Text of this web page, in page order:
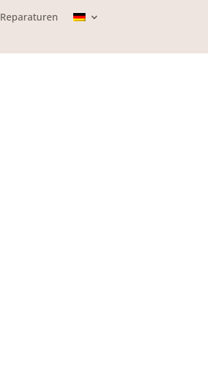
Reparaturen